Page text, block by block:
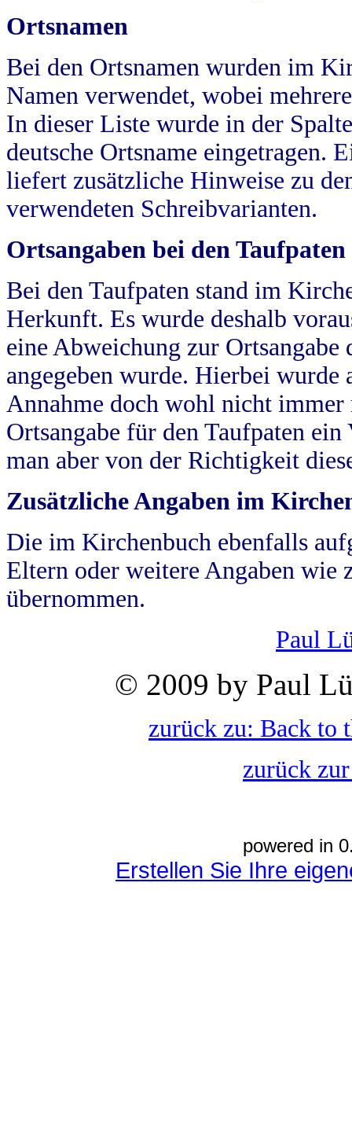
Ortsnamen
Bei den Ortsnamen wurden im
Namen verwendet, wobei
In dieser Liste wurde in der
deutsche Ortsname eingetragen.
liefert zusätzliche Hinweise zu
verwendeten Schreibvarianten.
Ortsangaben bei den Taufpaten
Bei den Taufpaten stand im
Herkunft. Es wurde deshalb
eine Abweichung zur
angegeben wurde. Hierbei wurde
Annahme doch wohl nicht
Ortsangabe für den Taufpaten
man aber von der Richtigkeit
Zusätzliche Angaben im
Die im Kirchenbuch ebenfalls
Eltern oder weitere Angaben wie
übernommen.
Paul
© 2009 by Paul
zurück zu: Back to
zurück
powered in
Erstellen Sie Ihre